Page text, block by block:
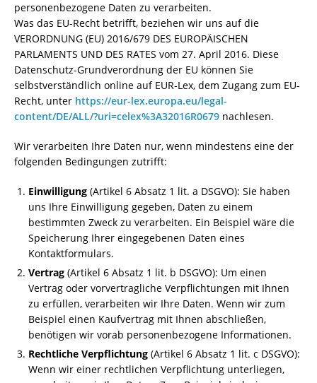
personenbezogene Daten zu verarbeiten.
Was das EU-Recht betrifft, beziehen wir uns auf die
VERORDNUNG (EU) 2016/679 DES EUROPÄISCHEN
PARLAMENTS UND DES RATES vom 27. April 2016. Diese
Datenschutz-Grundverordnung der EU können Sie
selbstverständlich online auf EUR-Lex, dem Zugang zum EU-
Recht, unter https://eur-lex.europa.eu/legal-
content/DE/ALL/?uri=celex%3A32016R0679 nachlesen.
Wir verarbeiten Ihre Daten nur, wenn mindestens eine der
folgenden Bedingungen zutrifft:
Einwilligung (Artikel 6 Absatz 1 lit. a DSGVO): Sie haben
uns Ihre Einwilligung gegeben, Daten zu einem
bestimmten Zweck zu verarbeiten. Ein Beispiel wäre die
Speicherung Ihrer eingegebenen Daten eines
Kontaktformulars.
Vertrag (Artikel 6 Absatz 1 lit. b DSGVO): Um einen
Vertrag oder vorvertragliche Verpflichtungen mit Ihnen
zu erfüllen, verarbeiten wir Ihre Daten. Wenn wir zum
Beispiel einen Kaufvertrag mit Ihnen abschließen,
benötigen wir vorab personenbezogene Informationen.
Rechtliche Verpflichtung (Artikel 6 Absatz 1 lit. c DSGVO):
Wenn wir einer rechtlichen Verpflichtung unterliegen,